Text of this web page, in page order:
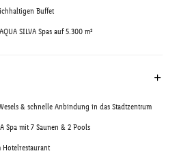
Buffet
SILVA Spas auf 5.300 m²
& schnelle Anbindung in das Stadtzentrum
Spa mit 7 Saunen & 2 Pools
Hotelrestaurant